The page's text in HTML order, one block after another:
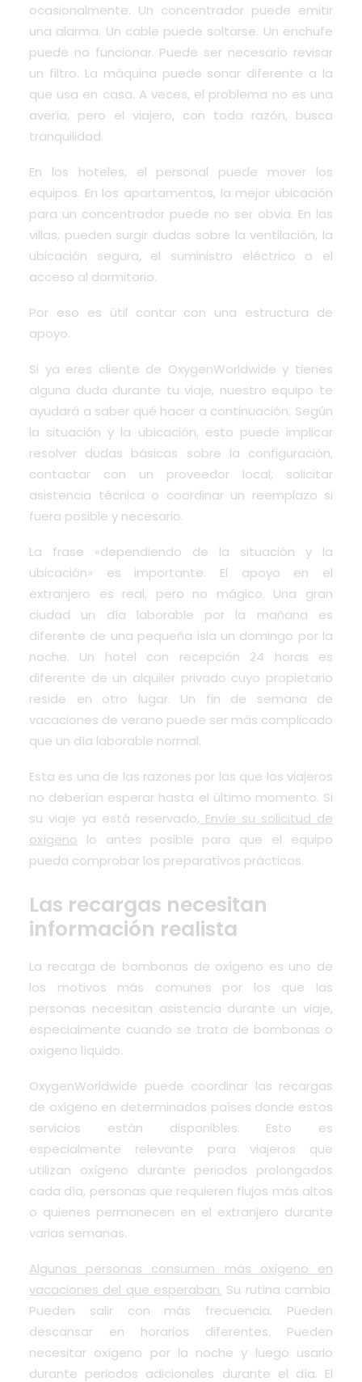
ocasionalmente. Un concentrador puede emitir
una alarma. Un cable puede soltarse. Un enchufe
puede no funcionar. Puede ser necesario revisar
un filtro. La máquina puede sonar diferente a la
que usa en casa. A veces, el problema no es una
avería, pero el viajero, con toda razón, busca
tranquilidad.
En los hoteles, el personal puede mover los
equipos. En los apartamentos, la mejor ubicación
para un concentrador puede no ser obvia. En las
villas, pueden surgir dudas sobre la ventilación, la
ubicación segura, el suministro eléctrico o el
acceso al dormitorio.
Por eso es útil contar con una estructura de
apoyo.
Si ya eres cliente de OxygenWorldwide y tienes
alguna duda durante tu viaje, nuestro equipo te
ayudará a saber qué hacer a continuación. Según
la situación y la ubicación, esto puede implicar
resolver dudas básicas sobre la configuración,
contactar con un proveedor local, solicitar
asistencia técnica o coordinar un reemplazo si
fuera posible y necesario.
La frase «dependiendo de la situación y la
ubicación» es importante. El apoyo en el
extranjero es real, pero no mágico. Una gran
ciudad un día laborable por la mañana es
diferente de una pequeña isla un domingo por la
noche. Un hotel con recepción 24 horas es
diferente de un alquiler privado cuyo propietario
reside en otro lugar. Un fin de semana de
vacaciones de verano puede ser más complicado
que un día laborable normal.
Esta es una de las razones por las que los viajeros
no deberían esperar hasta el último momento. Si
su viaje ya está reservado, Envíe su solicitud de
oxígeno lo antes posible para que el equipo
pueda comprobar los preparativos prácticos.
Las recargas necesitan
información realista
La recarga de bombonas de oxígeno es uno de
los motivos más comunes por los que las
personas necesitan asistencia durante un viaje,
especialmente cuando se trata de bombonas o
oxígeno líquido.
OxygenWorldwide puede coordinar las recargas
de oxígeno en determinados países donde estos
servicios están disponibles. Esto es
especialmente relevante para viajeros que
utilizan oxígeno durante periodos prolongados
cada día, personas que requieren flujos más altos
o quienes permanecen en el extranjero durante
varias semanas.
Algunas personas consumen más oxígeno en
vacaciones del que esperaban. Su rutina cambia.
Pueden salir con más frecuencia. Pueden
descansar en horarios diferentes. Pueden
necesitar oxígeno por la noche y luego usarlo
durante periodos adicionales durante el día. El